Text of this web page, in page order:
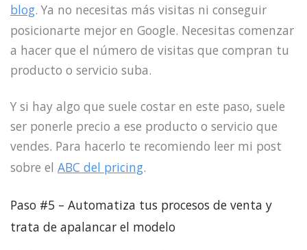
blog. Ya no necesitas más visitas ni conseguir
posicionarte mejor en Google. Necesitas comenzar
a hacer que el número de visitas que compran tu
producto o servicio suba.
Y si hay algo que suele costar en este paso, suele
ser ponerle precio a ese producto o servicio que
vendes. Para hacerlo te recomiendo leer mi post
sobre el ABC del pricing.
Paso #5 – Automatiza tus procesos de venta y
trata de apalancar el modelo